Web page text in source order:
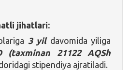
jihatlari:
3 yil davomida yiliga
(taxminan
21122 AQSh
stipendiya ajratiladi.